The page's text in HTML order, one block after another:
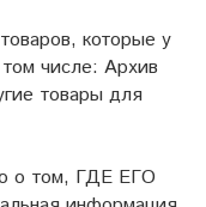
которые у
числе: Архив
товары для
о том, ГДЕ ЕГО